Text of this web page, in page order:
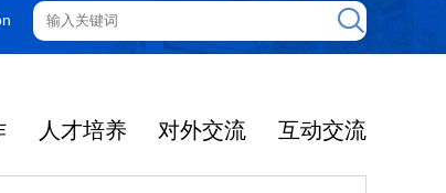
人才培养 对外交流 互动交流